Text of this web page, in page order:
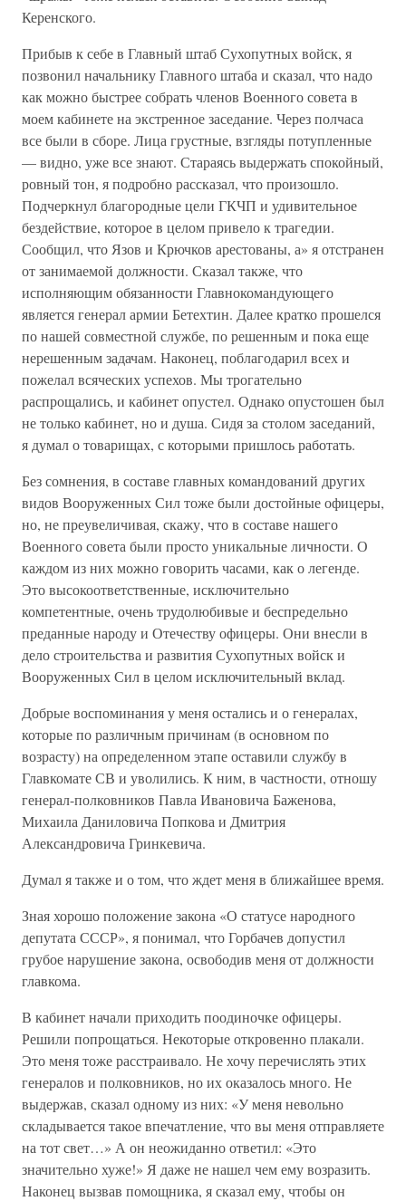
Керенского.
Прибыв к себе в Главный штаб Сухопутных войск, я
позвонил начальнику Главного штаба и сказал, что надо
как можно быстрее собрать членов Военного совета в
моем кабинете на экстренное заседание. Через полчаса
все были в сборе. Лица грустные, взгляды потупленные
— видно, уже все знают. Стараясь выдержать спокойный,
ровный тон, я подробно рассказал, что произошло.
Подчеркнул благородные цели ГКЧП и удивительное
бездействие, которое в целом привело к трагедии.
Сообщил, что Язов и Крючков арестованы, а» я отстранен
от занимаемой должности. Сказал также, что
исполняющим обязанности Главнокомандующего
является генерал армии Бетехтин. Далее кратко прошелся
по нашей совместной службе, по решенным и пока еще
нерешенным задачам. Наконец, поблагодарил всех и
пожелал всяческих успехов. Мы трогательно
распрощались, и кабинет опустел. Однако опустошен был
не только кабинет, но и душа. Сидя за столом заседаний,
я думал о товарищах, с которыми пришлось работать.
Без сомнения, в составе главных командований других
видов Вооруженных Сил тоже были достойные офицеры,
но, не преувеличивая, скажу, что в составе нашего
Военного совета были просто уникальные личности. О
каждом из них можно говорить часами, как о легенде.
Это высокоответственные, исключительно
компетентные, очень трудолюбивые и беспредельно
преданные народу и Отечеству офицеры. Они внесли в
дело строительства и развития Сухопутных войск и
Вооруженных Сил в целом исключительный вклад.
Добрые воспоминания у меня остались и о генералах,
которые по различным причинам (в основном по
возрасту) на определенном этапе оставили службу в
Главкомате СВ и уволились. К ним, в частности, отношу
генерал-полковников Павла Ивановича Баженова,
Михаила Даниловича Попкова и Дмитрия
Александровича Гринкевича.
Думал я также и о том, что ждет меня в ближайшее время.
Зная хорошо положение закона «О статусе народного
депутата СССР», я понимал, что Горбачев допустил
грубое нарушение закона, освободив меня от должности
главкома.
В кабинет начали приходить поодиночке офицеры.
Решили попрощаться. Некоторые откровенно плакали.
Это меня тоже расстраивало. Не хочу перечислять этих
генералов и полковников, но их оказалось много. Не
выдержав, сказал одному из них: «У меня невольно
складывается такое впечатление, что вы меня отправляете
на тот свет…» А он неожиданно ответил: «Это
значительно хуже!» Я даже не нашел чем ему возразить.
Наконец вызвав помощника, я сказал ему, чтобы он